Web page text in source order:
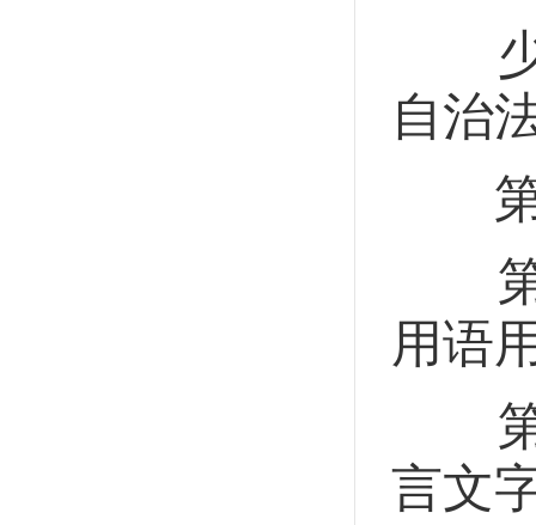
少
自治
第
第
用语
第
言文